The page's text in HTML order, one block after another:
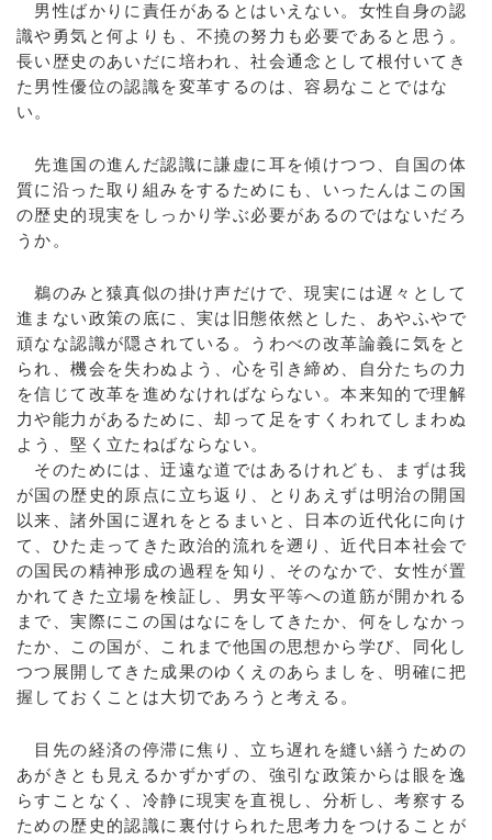
男性ばかりに責任があるとはいえない。女性自身の認
識や勇気と何よりも、不撓の努力も必要であると思う。
長い歴史のあいだに培われ、社会通念として根付いてき
た男性優位の認識を変革するのは、容易なことではな
い。
先進国の進んだ認識に謙虚に耳を傾けつつ、自国の体
質に沿った取り組みをするためにも、いったんはこの国
の歴史的現実をしっかり学ぶ必要があるのではないだろ
うか。
鵜のみと猿真似の掛け声だけで、現実には遅々として
進まない政策の底に、実は旧態依然とした、あやふやで
頑なな認識が隠されている。うわべの改革論義に気をと
られ、機会を失わぬよう、心を引き締め、自分たちの力
を信じて改革を進めなければならない。本来知的で理解
力や能力があるために、却って足をすくわれてしまわぬ
よう、堅く立たねばならない。
そのためには、迂遠な道ではあるけれども、まずは我
が国の歴史的原点に立ち返り、とりあえずは明治の開国
以来、諸外国に遅れをとるまいと、日本の近代化に向け
て、ひた走ってきた政治的流れを遡り、近代日本社会で
の国民の精神形成の過程を知り、そのなかで、女性が置
かれてきた立場を検証し、男女平等への道筋が開かれる
まで、実際にこの国はなにをしてきたか、何をしなかっ
たか、この国が、これまで他国の思想から学び、同化し
つつ展開してきた成果のゆくえのあらましを、明確に把
握しておくことは大切であろうと考える。
目先の経済の停滞に焦り、立ち遅れを縫い繕うための
あがきとも見えるかずかずの、強引な政策からは眼を逸
らすことなく、冷静に現実を直視し、分析し、考察する
ための歴史的認識に裏付けられた思考力をつけることが